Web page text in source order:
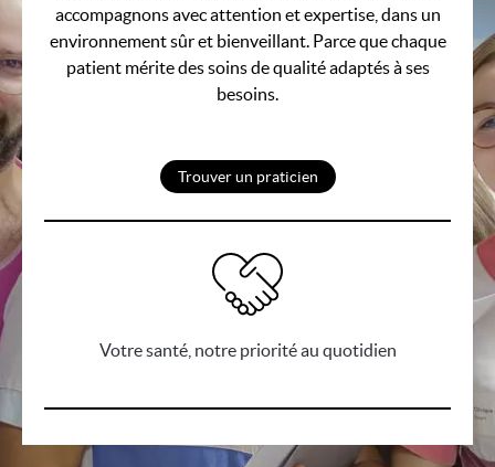
accompagnons avec attention et expertise, dans un
environnement sûr et bienveillant. Parce que chaque
patient mérite des soins de qualité adaptés à ses
besoins.
Trouver un praticien
Votre santé, notre priorité au quotidien